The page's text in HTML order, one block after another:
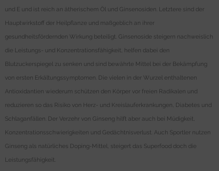
und E und ist reich an ätherischem Öl und Ginsenosiden. Letztere sind der
Hauptwirkstoff der Heilpflanze und maßgeblich an ihrer
gesundheitsfördernden Wirkung beteiligt. Ginsenoside steigern nachweislich
die Leistungs- und Konzentrationsfähigkeit, helfen dabei den
Blutzuckerspiegel zu senken und sind bewährte Mittel bei der Bekämpfung
von ersten Erkältungssymptomen. Die vielen in der Wurzel enthaltenen
Antioxidantien wiederum schützen den Körper vor freien Radikalen und
reduzieren so das Risiko von Herz- und Kreislauferkrankungen, Diabetes und
Schlaganfällen. Der Verzehr von Ginseng hilft aber auch bei Müdigkeit,
Konzentrationsschwierigkeiten und Gedächtnisverlust. Auch Sportler nutzen
Ginseng als natürliches Doping-Mittel, steigert das Superfood doch die
Leistungsfähigkeit.